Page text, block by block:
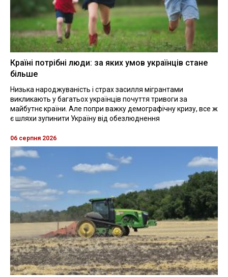
Країні потрібні люди: за яких умов українців стане
більше
Низька народжуваність і страх засилля мігрантами
викликають у багатьох українців почуття тривоги за
майбутнє країни. Але попри важку демографічну кризу, все ж
є шляхи зупинити Україну від обезлюднення
06 серпня 2026